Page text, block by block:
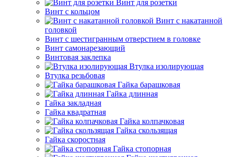
Винт для розетки
Винт с кольцом
Винт с накатанной
головкой
Винт с шестигранным отверстием в головке
Винт самонарезающий
Винтовая заклепка
Втулка изолирующая
Втулка резьбовая
Гайка барашковая
Гайка длинная
Гайка закладная
Гайка квадратная
Гайка колпачковая
Гайка скользящая
Гайка скоростная
Гайка стопорная